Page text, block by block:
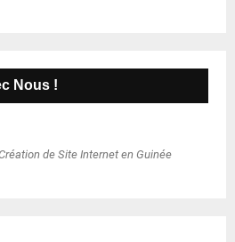
Nous !
de Site Internet en Guinée